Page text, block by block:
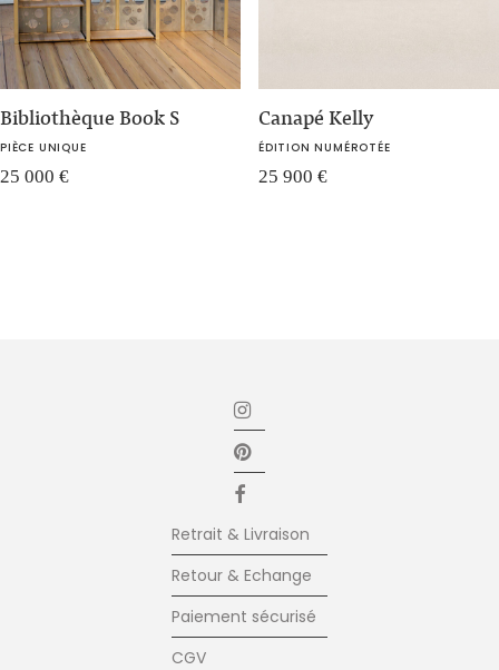
Bibliothèque Book S
PIÈCE UNIQUE
25 000 €
Canapé Kelly
ÉDITION NUMÉROTÉE
25 900 €
Retrait & Livraison
Retour & Echange
Paiement sécurisé
CGV